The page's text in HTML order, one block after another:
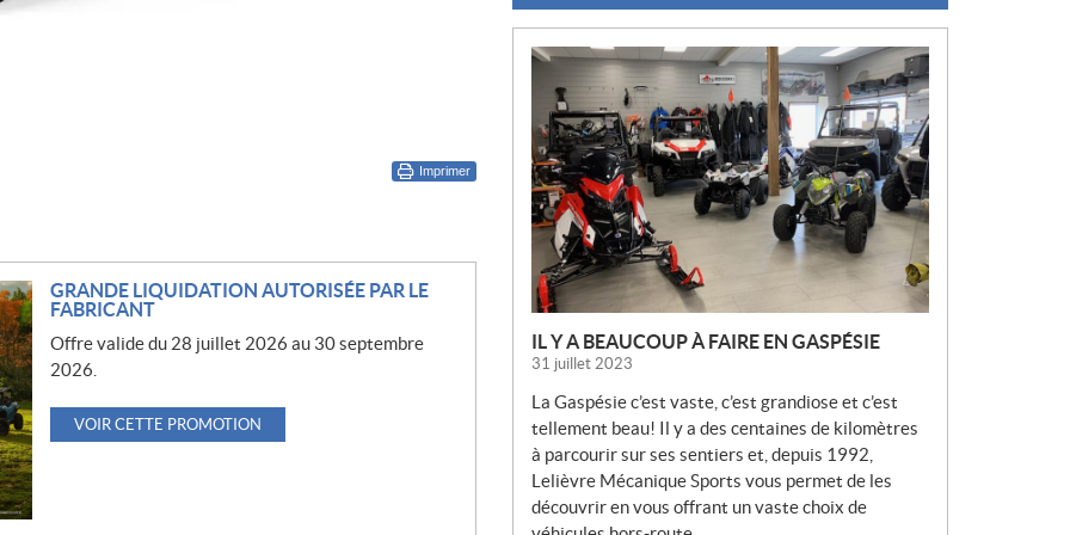
Imprimer
GRANDE LIQUIDATION AUTORISÉE PAR LE
FABRICANT
Offre valide du 28 juillet 2026 au 30 septembre
2026.
VOIR CETTE PROMOTION
N
U
V
E
L
L
E
S
IL Y A BEAUCOUP À FAIRE EN GASPÉSIE
31 juillet 2023
La Gaspésie c’est vaste, c’est grandiose et c’est
tellement beau! Il y a des centaines de kilomètres
à parcourir sur ses sentiers et, depuis 1992,
Lelièvre Mécanique Sports vous permet de les
découvrir en vous offrant un vaste choix de